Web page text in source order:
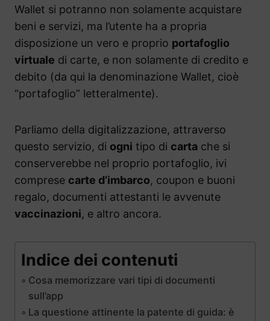
Wallet si potranno non solamente acquistare
beni e servizi, ma l’utente ha a propria
disposizione un vero e proprio portafoglio
virtuale di carte, e non solamente di credito e
debito (da qui la denominazione Wallet, cioè
“portafoglio” letteralmente).
Parliamo della digitalizzazione, attraverso
questo servizio, di ogni tipo di carta che si
conserverebbe nel proprio portafoglio, ivi
comprese carte d’imbarco, coupon e buoni
regalo, documenti attestanti le avvenute
vaccinazioni, e altro ancora.
Indice dei contenuti
Cosa memorizzare vari tipi di documenti
sull’app
La questione attinente la patente di guida: è